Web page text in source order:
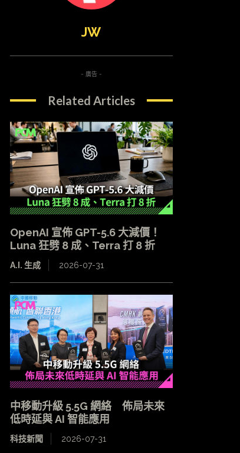
JW
- 廣告 -
Related Articles
OpenAI 宣佈 GPT-5.6 大減價！
Luna 狂劈 8 成、Terra 打 8 折
A.I. 生成 2026-07-31
中移動升級 5.5G 網絡 佈局未來
低時延與 AI 智能應用
科技新聞 2026-07-31